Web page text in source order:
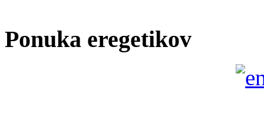
Ponuka eregetikov